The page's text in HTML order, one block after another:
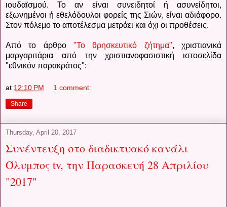
ιουδαϊσμού. Το αν είναι συνειδητοί ή ασυνείδητοι,
εξωνημένοι ή εθελόδουλοι φορείς της Σιών, είναι αδιάφορο.
Στον πόλεμο το αποτέλεσμα μετράει και όχι οι προθέσεις.
Από το άρθρο "Το θρησκευτικό ζήτημα", χριστιανικά
μαργαριτάρια από την χριστιανοφασιστική ιστοσελίδα
"εθνικόν παρακράτος":
at 12:10 PM 1 comment:
Share
Thursday, April 20, 2017
Συνέντευξη στο διαδικτυακό κανάλι
Όλυμπος tv, την Παρασκευή 28 Απριλίου
"2017"